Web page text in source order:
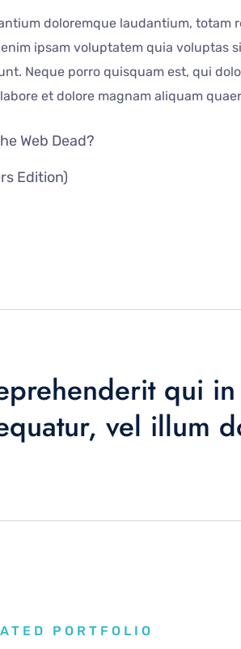
doloremque laudantium, totam
ipsam voluptatem quia voluptas
Neque porro quisquam est, qui
et dolore magnam aliquam
Web Dead?
Edition)
qui
vel illum
PORTFOLIO